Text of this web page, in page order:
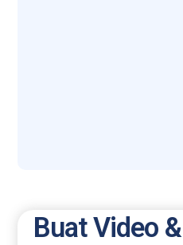
Buat Video &